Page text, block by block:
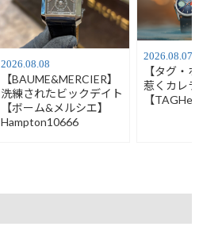
2026.08.08
【BAUME&MERCIER】
洗練されたビックデイト
【ボーム&メルシエ】
Hampton10666
2026.08.07
【タグ・
惹くカレラ
【